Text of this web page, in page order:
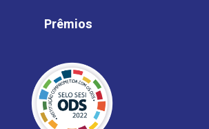
Prêmios